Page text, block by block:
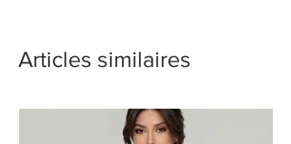
Articles similaires